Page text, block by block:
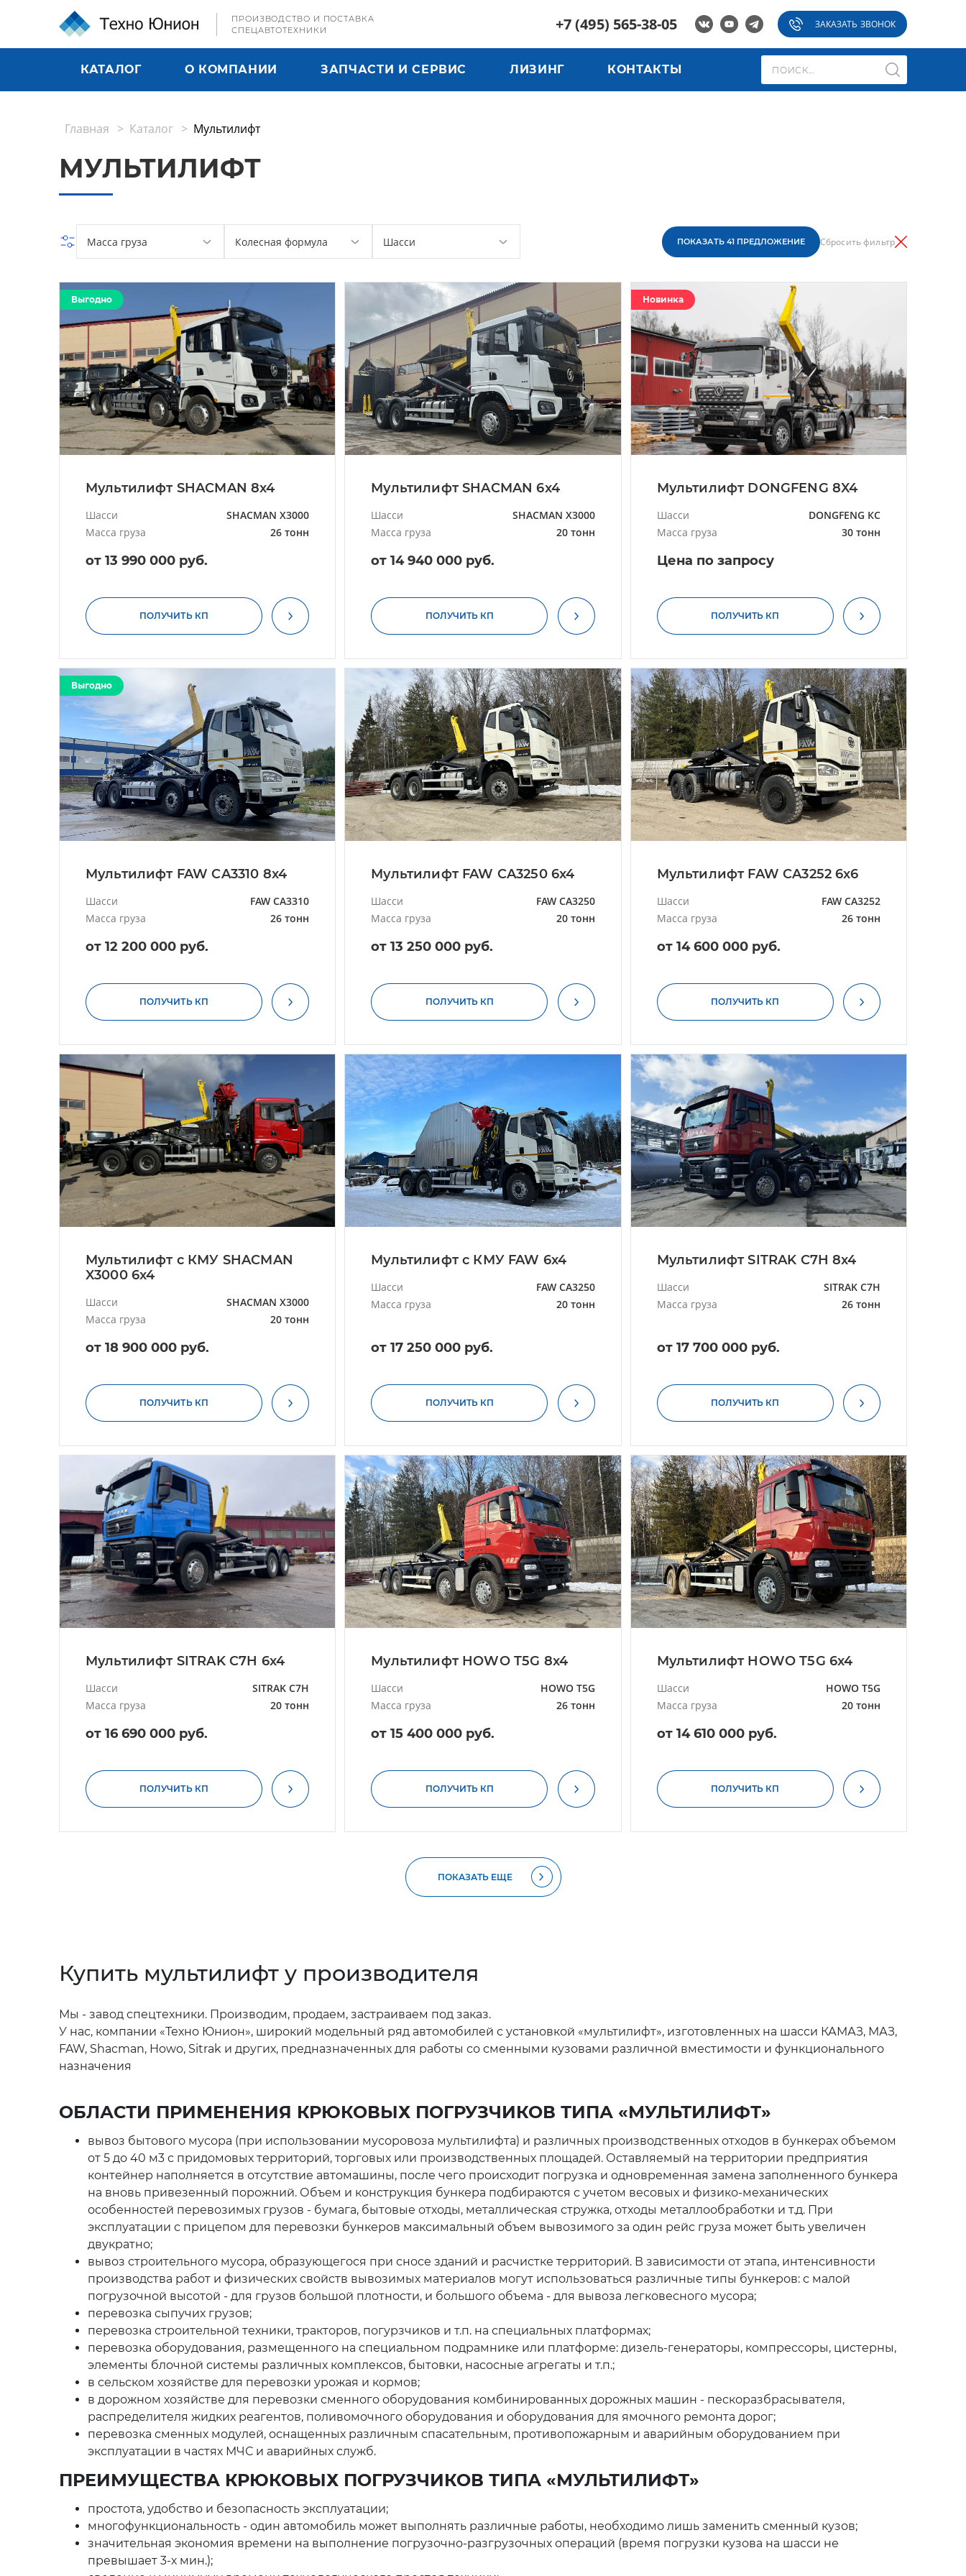
ПРОИЗВОДСТВО И ПОСТАВКА
СПЕЦАВТОТЕХНИКИ
+7 (495) 565-38-05 ЗАКАЗАТЬ ЗВОНОК
КАТАЛОГ О КОМПАНИИ ЗАПЧАСТИ И СЕРВИС ЛИЗИНГ КОНТАКТЫ
Главная Каталог Мультилифт
МУЛЬТИЛИФТ
Масса груза Колесная формула Шaсси ПОКАЗАТЬ 41 ПРЕДЛОЖЕНИЕ Сбросить фильтр
Выгодно
Мультилифт SHACMAN 8x4
Шасси
SHACMAN X3000
Масса груза
26 тонн
от 13 990 000 руб.
ПОЛУЧИТЬ КП
Мультилифт SHACMAN 6x4
Шасси
SHACMAN X3000
Масса груза
20 тонн
от 14 940 000 руб.
ПОЛУЧИТЬ КП
Новинка
Мультилифт DONGFENG 8X4
Шасси
DONGFENG КС
Масса груза
30 тонн
Цена по запросу
ПОЛУЧИТЬ КП
Выгодно
Мультилифт FAW CA3310 8x4
Шасси
FAW CA3310
Масса груза
26 тонн
от 12 200 000 руб.
ПОЛУЧИТЬ КП
Мультилифт FAW CA3250 6x4
Шасси
FAW CA3250
Масса груза
20 тонн
от 13 250 000 руб.
ПОЛУЧИТЬ КП
Мультилифт FAW CA3252 6x6
Шасси
FAW CA3252
Масса груза
26 тонн
от 14 600 000 руб.
ПОЛУЧИТЬ КП
Мультилифт с КМУ SHACMAN
X3000 6x4
Шасси
SHACMAN X3000
Масса груза
20 тонн
от 18 900 000 руб.
ПОЛУЧИТЬ КП
Мультилифт с КМУ FAW 6x4
Шасси
FAW CA3250
Масса груза
20 тонн
от 17 250 000 руб.
ПОЛУЧИТЬ КП
Мультилифт SITRAK C7H 8x4
Шасси
SITRAK C7H
Масса груза
26 тонн
от 17 700 000 руб.
ПОЛУЧИТЬ КП
Мультилифт SITRAK C7H 6x4
Шасси
SITRAK C7H
Масса груза
20 тонн
от 16 690 000 руб.
ПОЛУЧИТЬ КП
Мультилифт HOWO T5G 8x4
Шасси
HOWO T5G
Масса груза
26 тонн
от 15 400 000 руб.
ПОЛУЧИТЬ КП
Мультилифт HOWO T5G 6x4
Шасси
HOWO T5G
Масса груза
20 тонн
от 14 610 000 руб.
ПОЛУЧИТЬ КП
ПОКАЗАТЬ ЕЩЕ
Купить мультилифт у производителя
Мы - завод спецтехники. Производим, продаем, застраиваем под заказ.
У нас, компании «Техно Юнион», широкий модельный ряд автомобилей с установкой «мультилифт», изготовленных на шасси КАМАЗ, МАЗ,
FAW, Shacman, Howo, Sitrak и других, предназначенных для работы со сменными кузовами различной вместимости и функционального
назначения
ОБЛАСТИ ПРИМЕНЕНИЯ КРЮКОВЫХ ПОГРУЗЧИКОВ ТИПА «МУЛЬТИЛИФТ»
вывоз бытового мусора (при использовании мусоровоза мультилифта) и различных производственных отходов в бункерах объемом
от 5 до 40 м3 с придомовых территорий, торговых или производственных площадей. Оставляемый на территории предприятия
контейнер наполняется в отсутствие автомашины, после чего происходит погрузка и одновременная замена заполненного бункера
на вновь привезенный порожний. Объем и конструкция бункера подбираются с учетом весовых и физико-механических
особенностей перевозимых грузов - бумага, бытовые отходы, металлическая стружка, отходы металлообработки и т.д. При
эксплуатации с прицепом для перевозки бункеров максимальный объем вывозимого за один рейс груза может быть увеличен
двукратно;
вывоз строительного мусора, образующегося при сносе зданий и расчистке территорий. В зависимости от этапа, интенсивности
производства работ и физических свойств вывозимых материалов могут использоваться различные типы бункеров: с малой
погрузочной высотой - для грузов большой плотности, и большого объема - для вывоза легковесного мусора;
перевозка сыпучих грузов;
перевозка строительной техники, тракторов, погурзчиков и т.п. на специальных платформах;
перевозка оборудования, размещенного на специальном подрамнике или платформе: дизель-генераторы, компрессоры, цистерны,
элементы блочной системы различных комплексов, бытовки, насосные агрегаты и т.п.;
в сельском хозяйстве для перевозки урожая и кормов;
в дорожном хозяйстве для перевозки сменного оборудования комбинированных дорожных машин - пескоразбрасывателя,
распределителя жидких реагентов, поливомочного оборудования и оборудования для ямочного ремонта дорог;
перевозка сменных модулей, оснащенных различным спасательным, противопожарным и аварийным оборудованием при
эксплуатации в частях МЧС и аварийных служб.
ПРЕИМУЩЕСТВА КРЮКОВЫХ ПОГРУЗЧИКОВ ТИПА «МУЛЬТИЛИФТ»
простота, удобство и безопасность эксплуатации;
многофункциональность - один автомобиль может выполнять различные работы, необходимо лишь заменить сменный кузов;
значительная экономия времени на выполнение погрузочно-разгрузочных операций (время погрузки кузова на шасси не
превышает 3-х мин.);